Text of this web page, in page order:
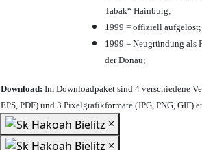
Tabak“ Hainburg;
1999 = offiziell aufgelöst;
1999 = Neugründung als
der Donau;
Download: Im Downloadpaket sind 4 verschiedene
EPS, PDF) und 3 Pixelgrafikformate (JPG, PNG, GIF)
×
×